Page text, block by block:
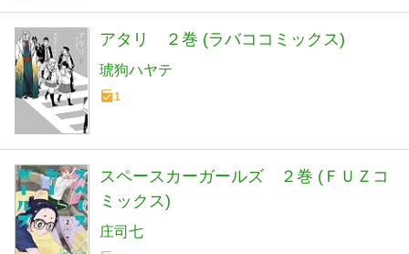
アタリ ２巻 (ラバココミックス)
琥狗ハヤテ
1
スペースカーガールズ ２巻 (ＦＵＺコ
ミックス)
庄司七